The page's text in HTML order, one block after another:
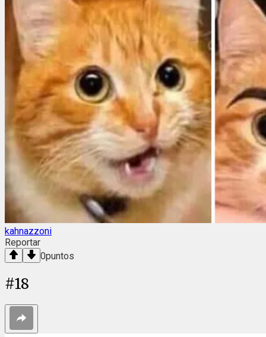
kahnazzoni
Reportar
0puntos
#18